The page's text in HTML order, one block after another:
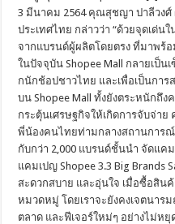
3 มีนาคม 2564 คุณสุชญา ปาลีวงศ์
ประเทศไทย กล่าวว่า “ด้วยจุดเด่น
จากแบรนด์ผู้ผลิตโดยตรง ที่มาพร้
ในปัจจุบัน Shopee Mall กลายเป็
กนักช้อปชาวไทย และเพื่อเป็นกา
บน Shopee Mall ทั้งยังตระหนักถึ
กระตุ้นเศรษฐกิจให้เกิดการจับจ่า
พี่น้องคนไทยท่ามกลางสถานการ
กับกว่า 2,000 แบรนด์ชั้นนำ จัดแค
แคมเปญ Shopee 3.3 Big Brands
สะดวกสบาย และอุ่นใจ เมื่อซื้อสิน
หมวดหมู่ โดยเราจะยังคงเจตนา
ตลาด และฟีเจอร์ใหม่ๆ อย่างไม่หยุ